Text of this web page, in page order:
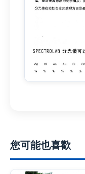
您可能也喜歡